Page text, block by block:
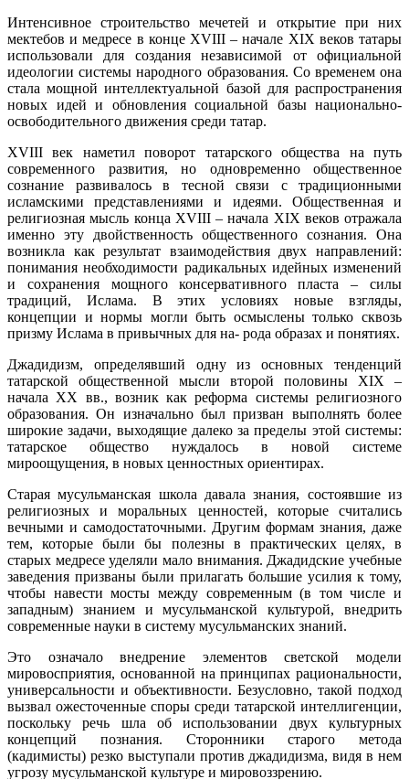
Интенсивное строительство мечетей и открытие при них
мектебов и медресе в конце XVIII – начале XIX веков татары
использовали для создания независимой от официальной
идеологии системы народного образования. Со временем она
стала мощной интеллектуальной базой для распространения
новых идей и обновления социальной базы национально-
освободительного движения среди татар.
XVIII век наметил поворот татарского общества на путь
современного развития, но одновременно общественное
сознание развивалось в тесной связи с традиционными
исламскими представлениями и идеями. Общественная и
религиозная мысль конца XVIII – начала XIX веков отражала
именно эту двойственность общественного сознания. Она
возникла как результат взаимодействия двух направлений:
понимания необходимости радикальных идейных изменений
и сохранения мощного консервативного пласта – силы
традиций, Ислама. В этих условиях новые взгляды,
концепции и нормы могли быть осмыслены только сквозь
призму Ислама в привычных для на- рода образах и понятиях.
Джадидизм, определявший одну из основных тенденций
татарской общественной мысли второй половины XIX –
начала XX вв., возник как реформа системы религиозного
образования. Он изначально был призван выполнять более
широкие задачи, выходящие далеко за пределы этой системы:
татарское общество нуждалось в новой системе
мироощущения, в новых ценностных ориентирах.
Старая мусульманская школа давала знания, состоявшие из
религиозных и моральных ценностей, которые считались
вечными и самодостаточными. Другим формам знания, даже
тем, которые были бы полезны в практических целях, в
старых медресе уделяли мало внимания. Джадидские учебные
заведения призваны были прилагать большие усилия к тому,
чтобы навести мосты между современным (в том числе и
западным) знанием и мусульманской культурой, внедрить
современные науки в систему мусульманских знаний.
Это означало внедрение элементов светской модели
мировосприятия, основанной на принципах рациональности,
универсальности и объективности. Безусловно, такой подход
вызвал ожесточенные споры среди татарской интеллигенции,
поскольку речь шла об использовании двух культурных
концепций познания. Сторонники старого метода
(кадимисты) резко выступали против джадидизма, видя в нем
угрозу мусульманской культуре и мировоззрению.